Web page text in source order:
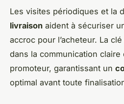
Les visites périodiques et la
livraison aident à sécuriser
accroc pour l’acheteur. La
dans la communication
promoteur, garantissant un
optimal avant toute